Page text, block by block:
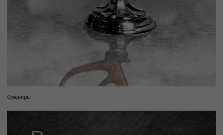
Сувениры